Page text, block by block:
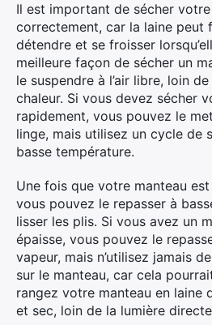
Il est important de sécher
correctement, car la laine peut
détendre et se froisser
meilleure façon de sécher un
le suspendre à l’air libre, loin
chaleur. Si vous devez sécher
rapidement, vous pouvez le
linge, mais utilisez un cycle de
basse température.
Une fois que votre manteau
vous pouvez le repasser à
lisser les plis. Si vous avez un
épaisse, vous pouvez le
vapeur, mais n’utilisez jamais
sur le manteau, car cela
rangez votre manteau en laine
et sec, loin de la lumière